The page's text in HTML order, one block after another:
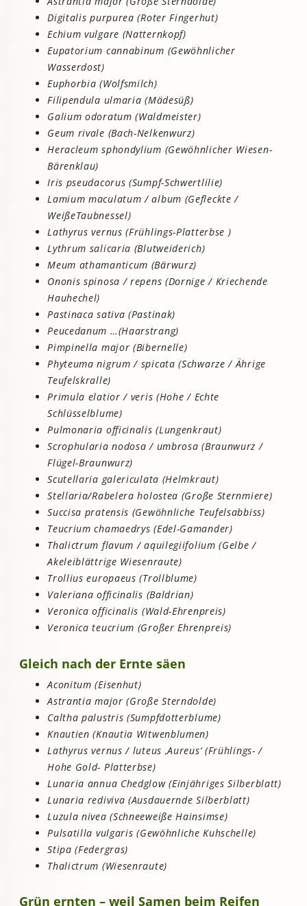
Digitalis purpurea (Roter Fingerhut)
Echium vulgare (Natternkopf)
Eupatorium cannabinum (Gewöhnlicher
Wasserdost)
Euphorbia (Wolfsmilch)
Filipendula ulmaria (Mädesüß)
Galium odoratum (Waldmeister)
Geum rivale (Bach-Nelkenwurz)
Heracleum sphondylium (Gewöhnlicher Wiesen-
Bärenklau)
Iris pseudacorus (Sumpf-Schwertlilie)
Lamium maculatum / album (Gefleckte /
WeißeTaubnessel)
Lathyrus vernus (Frühlings-Platterbse )
Lythrum salicaria (Blutweiderich)
Meum athamanticum (Bärwurz)
Ononis spinosa / repens (Dornige / Kriechende
Hauhechel)
Pastinaca sativa (Pastinak)
Peucedanum …(Haarstrang)
Pimpinella major (Bibernelle)
Phyteuma nigrum / spicata (Schwarze / Ährige
Teufelskralle)
Primula elatior / veris (Hohe / Echte
Schlüsselblume)
Pulmonaria officinalis (Lungenkraut)
Scrophularia nodosa / umbrosa (Braunwurz /
Flügel-Braunwurz)
Scutellaria galericulata (Helmkraut)
Stellaria/Rabelera holostea (Große Sternmiere)
Succisa pratensis (Gewöhnliche Teufelsabbiss)
Teucrium chamaedrys (Edel-Gamander)
Thalictrum flavum / aquilegiifolium (Gelbe /
Akeleiblättrige Wiesenraute)
Trollius europaeus (Trollblume)
Valeriana officinalis (Baldrian)
Veronica officinalis (Wald-Ehrenpreis)
Veronica teucrium (Großer Ehrenpreis)
Gleich nach der Ernte säen
Aconitum (Eisenhut)
Astrantia major (Große Sterndolde)
Caltha palustris (Sumpfdotterblume)
Knautien (Knautia Witwenblumen)
Lathyrus vernus / luteus ‚Aureus‘ (Frühlings- /
Hohe Gold- Platterbse)
Lunaria annua Chedglow (Einjähriges Silberblatt)
Lunaria rediviva (Ausdauernde Silberblatt)
Luzula nivea (Schneeweiße Hainsimse)
Pulsatilla vulgaris (Gewöhnliche Kuhschelle)
Stipa (Federgras)
Thalictrum (Wiesenraute)
Grün ernten – weil Samen beim Reifen